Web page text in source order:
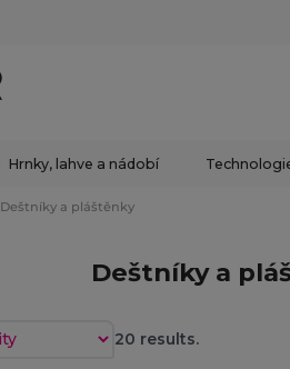
Hrnky, lahve a nádobí
Deštníky a pláštěnky
Deštníky a
20 results.